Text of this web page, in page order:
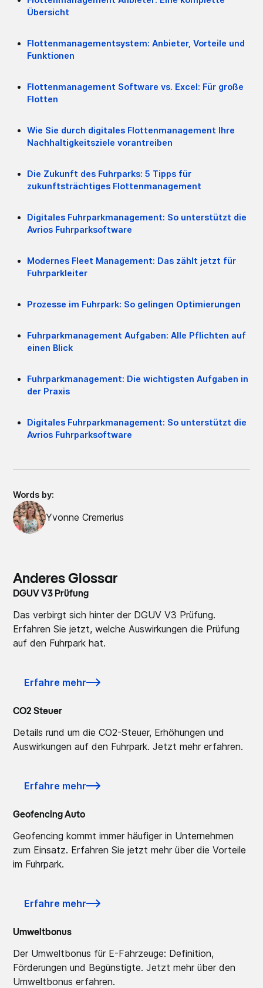
Übersicht
Flottenmanagementsystem: Anbieter, Vorteile und
Funktionen
Flottenmanagement Software vs. Excel: Für große
Flotten
Wie Sie durch digitales Flottenmanagement Ihre
Nachhaltigkeitsziele vorantreiben
Die Zukunft des Fuhrparks: 5 Tipps für
zukunftsträchtiges Flottenmanagement
Digitales Fuhrparkmanagement: So unterstützt die
Avrios Fuhrparksoftware
Modernes Fleet Management: Das zählt jetzt für
Fuhrparkleiter
Prozesse im Fuhrpark: So gelingen Optimierungen
Fuhrparkmanagement Aufgaben: Alle Pflichten auf
einen Blick
Fuhrparkmanagement: Die wichtigsten Aufgaben in
der Praxis
Digitales Fuhrparkmanagement: So unterstützt die
Avrios Fuhrparksoftware
Words by:
Yvonne Cremerius
Anderes Glossar
DGUV V3 Prüfung
Das verbirgt sich hinter der DGUV V3 Prüfung.
Erfahren Sie jetzt, welche Auswirkungen die Prüfung
auf den Fuhrpark hat.
Erfahre mehr
CO2 Steuer
Details rund um die CO2-Steuer, Erhöhungen und
Auswirkungen auf den Fuhrpark. Jetzt mehr erfahren.
Erfahre mehr
Geofencing Auto
Geofencing kommt immer häufiger in Unternehmen
zum Einsatz. Erfahren Sie jetzt mehr über die Vorteile
im Fuhrpark.
Erfahre mehr
Umweltbonus
Der Umweltbonus für E-Fahrzeuge: Definition,
Förderungen und Begünstigte. Jetzt mehr über den
Umweltbonus erfahren.